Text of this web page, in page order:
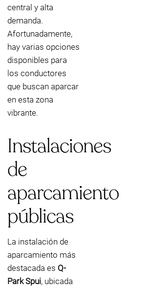
central y alta
demanda.
Afortunadamente,
hay varias opciones
disponibles para
los conductores
que buscan aparcar
en esta zona
vibrante.
Instalaciones
de
aparcamiento
públicas
La instalación de
aparcamiento más
destacada es Q-
Park Spui, ubicada